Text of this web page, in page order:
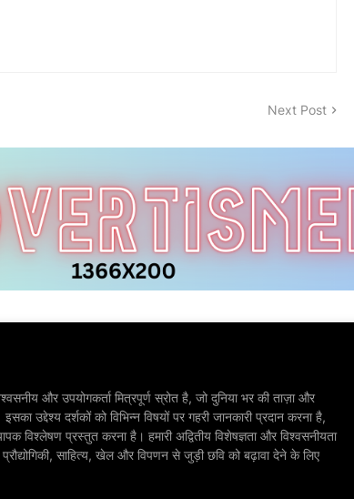
Next Post
और उपयोगकर्ता मित्रपूर्ण स्रोत है, जो दुनिया भर की ताज़ा और
उद्देश्य दर्शकों को विभिन्न विषयों पर गहरी जानकारी प्रदान करना है,
विश्लेषण प्रस्तुत करना है। हमारी अद्वितीय विशेषज्ञता और विश्वसनीयता
साहित्य, खेल और विपणन से जुड़ी छवि को बढ़ावा देने के लिए